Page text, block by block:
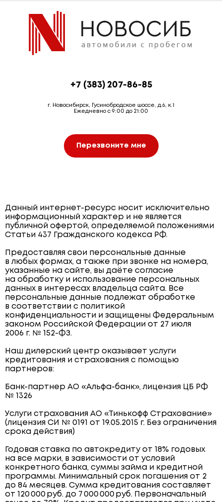
+7 (383) 207-86-85
г. Новосибирск, Гусинобродское шоссе, д.6, к.1
Ежедневно с 9:00 до 21:00
Перезвоните мне
Данный интернет-ресурс носит исключительно
информационный характер и не является
публичной офертой, определяемой положениями
Статьи 437 Гражданского кодекса РФ.
Предоставляя свои персональные данные
в любых формах, а также при звонке на номера,
указанные на сайте, вы даёте согласие
на обработку и использование персональных
данных в интересах владельца сайта. Все
персональные данные подлежат обработке
в соответствии с политикой
конфиденциальности и защищены Федеральным
законом Российской Федерации от 27 июля
2006 г. № 152-ФЗ.
Наш дилерский центр оказывает услуги
кредитования и страхования с помощью
партнеров:
Банк-партнер АО «Альфа-банк», лицензия ЦБ РФ
№ 1326
Услуги страхования АО «Тинькофф Страхование»
(лицензия СИ № 0191 от 19.05.2015 г. Без ограничения
срока действия)
Годовая ставка по автокредиту от 18% годовых
на все марки, в зависимости от условий
конкретного банка, суммы займа и кредитной
программы. Минимальный срок погашения от 2
до 84 месяцев. Сумма кредитования составляет
от 120 000 руб. до 7 000 000 руб. Первоначальный